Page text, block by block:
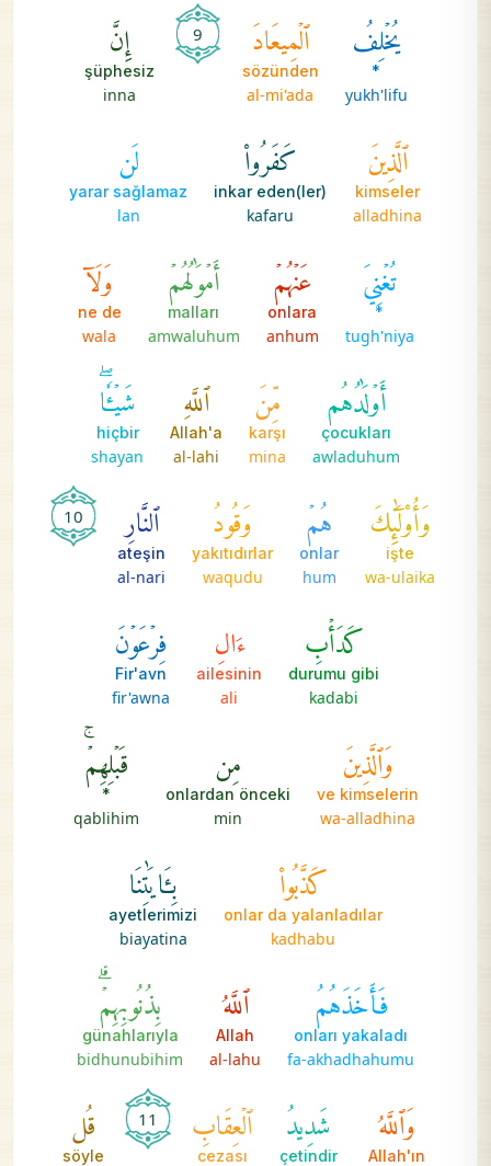
يُخۡلِفُ
*
yukh'lifu
ٱلۡمِيعَادَ
sözünden
al-mi'ada
9 إِنَّ
şüphesiz
inna
ٱلَّذِينَ
kimseler
alladhina
كَفَرُواْ
inkar eden(ler)
kafaru
لَن
yarar sağlamaz
lan
تُغۡنِيَ
*
tugh'niya
عَنۡهُمۡ
onlara
anhum
أَمۡوَٰلُهُمۡ
malları
amwaluhum
وَلَآ
ne de
wala
أَوۡلَٰدُهُم
çocukları
awladuhum
مِّنَ
karşı
mina
ٱللَّهِ
Allah'a
al-lahi
شَيۡـٔٗاۖ
hiçbir
shayan
وَأُوْلَٰٓئِكَ
işte
wa-ulaika
هُمۡ
onlar
hum
وَقُودُ
yakıtıdırlar
waqudu
ٱلنَّارِ
ateşin
al-nari
10
كَدَأۡبِ
durumu gibi
kadabi
ءَالِ
ailesinin
ali
فِرۡعَوۡنَ
Fir'avn
fir'awna
وَٱلَّذِينَ
ve kimselerin
wa-alladhina
مِن
onlardan önceki
min
قَبۡلِهِمۡۚ
*
qablihim
كَذَّبُواْ
onlar da yalanladılar
kadhabu
بِـَٔايَٰتِنَا
ayetlerimizi
biayatina
فَأَخَذَهُمُ
onları yakaladı
fa-akhadhahumu
ٱللَّهُ
Allah
al-lahu
بِذُنُوبِهِمۡۗ
günahlarıyla
bidhunubihim
وَٱللَّهُ
Allah'ın
شَدِيدُ
çetindir
ٱلۡعِقَابِ
cezası
11 قُل
söyle